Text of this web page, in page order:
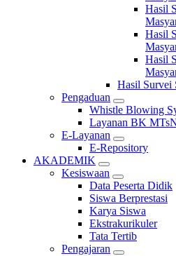
Hasil
Hasil
Hasil
Hasil Survei
Pengaduan
Whistle Blowing
Layanan BK
E-Layanan
E-Repository
AKADEMIK
Kesiswaan
Data Peserta Didik
Siswa Berprestasi
Karya Siswa
Ekstrakurikuler
Tata Tertib
Pengajaran